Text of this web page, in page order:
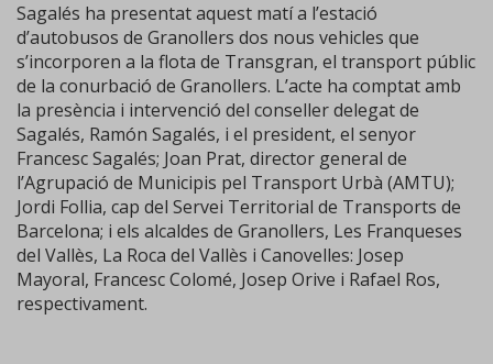
Sagalés ha presentat aquest matí a l’estació
d’autobusos de Granollers dos nous vehicles que
s’incorporen a la flota de Transgran, el transport públic
de la conurbació de Granollers. L’acte ha comptat amb
la presència i intervenció del conseller delegat de
Sagalés, Ramón Sagalés, i el president, el senyor
Francesc Sagalés; Joan Prat, director general de
l’Agrupació de Municipis pel Transport Urbà (AMTU);
Jordi Follia, cap del Servei Territorial de Transports de
Barcelona; i els alcaldes de Granollers, Les Franqueses
del Vallès, La Roca del Vallès i Canovelles: Josep
Mayoral, Francesc Colomé, Josep Orive i Rafael Ros,
respectivament.